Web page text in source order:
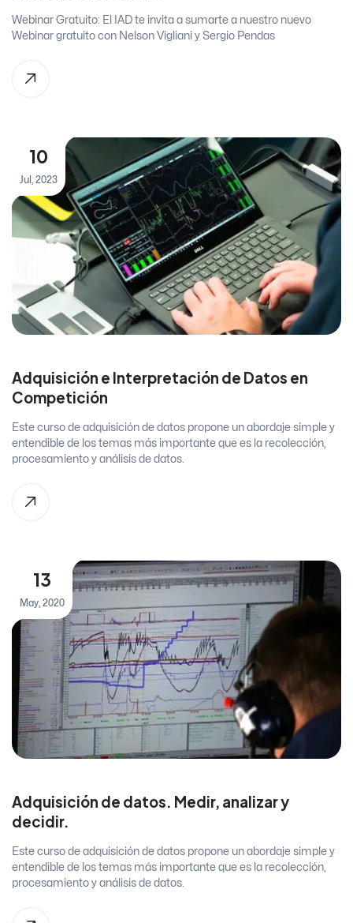
Webinar Gratuito: El IAD te invita a sumarte a nuestro nuevo
Webinar gratuito con Nelson Vigliani y Sergio Pendas
10
Jul, 2023
Adquisición e Interpretación de Datos en
Competición
Este curso de adquisición de datos propone un abordaje simple y
entendible de los temas más importante que es la recolección,
procesamiento y análisis de datos.
13
May, 2020
Adquisición de datos. Medir, analizar y
decidir.
Este curso de adquisición de datos propone un abordaje simple y
entendible de los temas más importante que es la recolección,
procesamiento y análisis de datos.